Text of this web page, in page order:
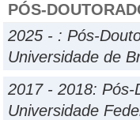
PÓS-
2025 - : Pós-
Universidade de
2017 - 2018: Pós-
Universidade